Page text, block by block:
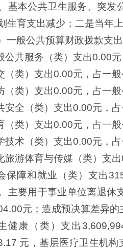
基本公共卫生服务、突发
生育支出减少；二是当年
一般公共预算财政拨款支
公共服务（类）支出0.00
（类）支出0.00元，占一
（类）支出0.00元，占一
安全（类）支出0.00元，
（类）支出0.00元，占一
技术（类）支出0.00元，
旅游体育与传媒（类）支
保障和就业（类）支出
主要用于事业单位离退休
元；造成预决算差异
健康（类）支出
元，基层医疗卫生机